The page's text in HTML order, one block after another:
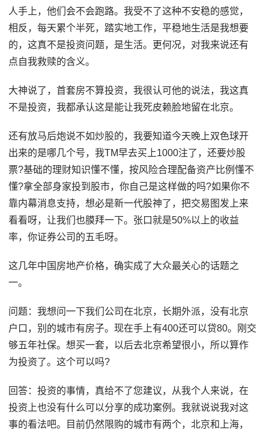
人手上，他们会不会跑路。我受不了这种不安稳的感觉，
相反，每天累个半死，踏实地工作，平稳地生活是我想要
的，这真不是投资问题，是生活。更何况，对我来说还有
点自我救赎的含义。
大神说了，首套房不算投资，我很认可他的说法，我这真
不是投资，我都承认这是能让我死皮赖脸地留在北京。
还有放马后炮说不如炒股的，我要知道今天晚上双色球开
出来的是哪几个号，我TM早去买上1000注了，还要炒股
票?基础的理财知识懂不懂，按风险合理配备资产比例懂不
懂?拿全部身家投到股市，你自己是这样做的吗?如果你不
靠内幕消息支持，想必是新一代股神了，把交易图发上来
看看呀，让我们也膜拜一下。张口就是50%以上的收益
率，你证券公司的五毛呀。
这几年中国房地产价格，确实成了大众最关心的话题之
一。
问题：我想问一下我们公司在北京，长期外派，没有北京
户口，别的城市有房子。现在手上有400还可以贷80。刚交
够五年社保。想买一套，以后去北京希望很小，所以算作
为投资了。这个可以吗?
回答：投资的事情，真给不了您建议，从我个人来说，在
投资上也没有什么可以分享的成功案例。我就说说我对这
事的看法吧。目前仍然限购的城市有两个，北京和上海，